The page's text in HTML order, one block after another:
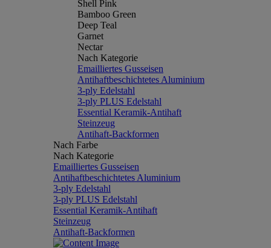
Shell Pink
Bamboo Green
Deep Teal
Garnet
Nectar
Nach Kategorie
Emailliertes Gusseisen
Antihaftbeschichtetes Aluminium
3-ply Edelstahl
3-ply PLUS Edelstahl
Essential Keramik-Antihaft
Steinzeug
Antihaft-Backformen
Nach Farbe
Nach Kategorie
Emailliertes Gusseisen
Antihaftbeschichtetes Aluminium
3-ply Edelstahl
3-ply PLUS Edelstahl
Essential Keramik-Antihaft
Steinzeug
Antihaft-Backformen